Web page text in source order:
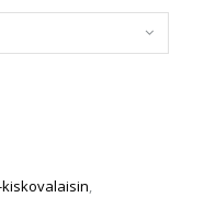
kiskovalaisin,